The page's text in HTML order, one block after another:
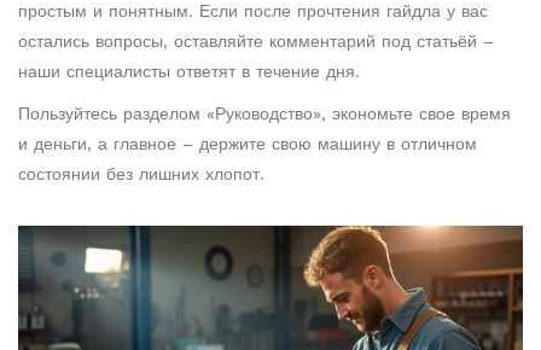
простым и понятным. Если после прочтения гайдла у вас
остались вопросы, оставляйте комментарий под статьёй –
наши специалисты ответят в течение дня.
Пользуйтесь разделом «Руководство», экономьте свое время
и деньги, а главное – держите свою машину в отличном
состоянии без лишних хлопот.